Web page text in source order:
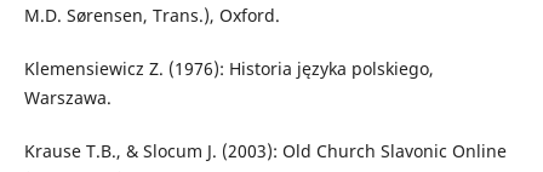
M.D. Sørensen, Trans.), Oxford.
Klemensiewicz Z. (1976): Historia języka polskiego,
Warszawa.
Krause T.B., & Slocum J. (2003): Old Church Slavonic Online